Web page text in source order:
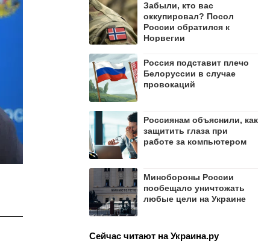
Забыли, кто вас
оккупировал? Посол
России обратился к
Норвегии
Россия подставит плечо
Белоруссии в случае
провокаций
Россиянам объяснили, как
защитить глаза при
работе за компьютером
Минобороны России
пообещало уничтожать
любые цели на Украине
Сейчас читают на Украина.ру